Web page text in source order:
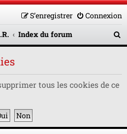
Connexion
S’enregistrer
Index du forum
e
c
tous les cookies de ce